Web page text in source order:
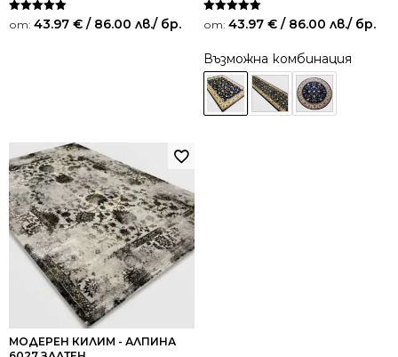
Оценено на
5.00
от: 43.97 € / 86.00 лв./ бр.
Оценено на
5.00
от: 43.97 € / 86.00 лв./ бр.
Възможна комбинация
МОДЕРЕН КИЛИМ - АЛПИНА